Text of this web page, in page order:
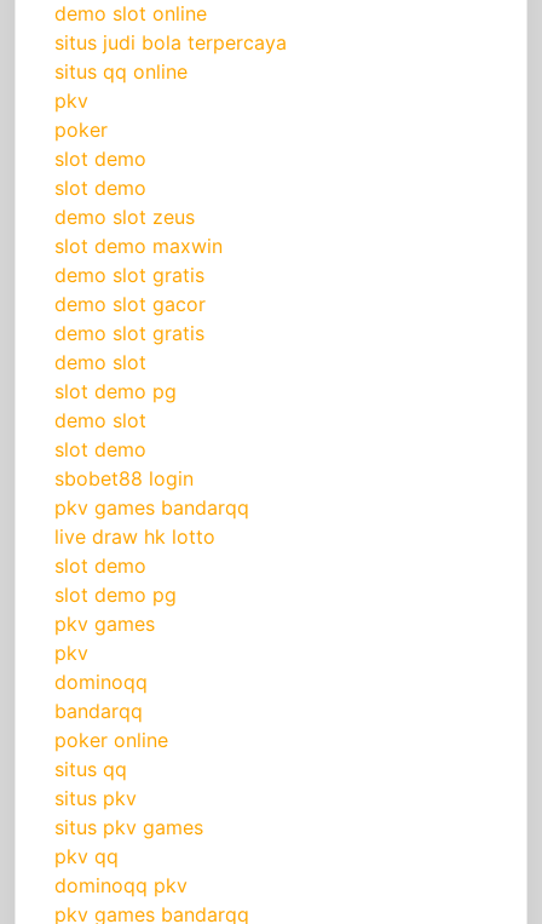
demo slot online
situs judi bola terpercaya
situs qq online
pkv
poker
slot demo
slot demo
demo slot zeus
slot demo maxwin
demo slot gratis
demo slot gacor
demo slot gratis
demo slot
slot demo pg
demo slot
slot demo
sbobet88 login
pkv games bandarqq
live draw hk lotto
slot demo
slot demo pg
pkv games
pkv
dominoqq
bandarqq
poker online
situs qq
situs pkv
situs pkv games
pkv qq
dominoqq pkv
pkv games bandarqq